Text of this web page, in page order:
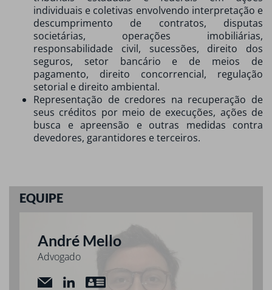
individuais e coletivas envolvendo interpretação e
descumprimento de contratos, disputas
societárias, operações imobiliárias,
responsabilidade civil, sucessões, direito dos
seguros, setor bancário e de meios de
pagamento, direito concorrencial, regulação
setorial e direito ambiental.
Representação de credores na recuperação de
seus créditos por meio de execuções, ações de
busca e apreensão e outras medidas contra
devedores, garantidores e terceiros.
EQUIPE
André Mello
Advogado